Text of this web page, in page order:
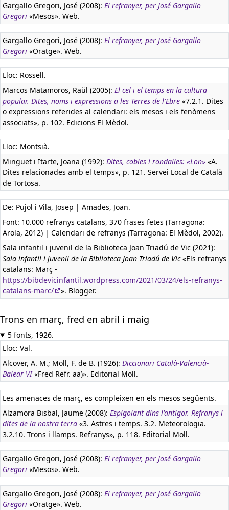
Gargallo Gregori, José (2008): El refranyer, per José Gargallo
Gregori «Mesos». Web.
Gargallo Gregori, José (2008): El refranyer, per José Gargallo
Gregori «Oratge». Web.
Lloc: Rossell.
Marcos Matamoros, Raül (2005): El cel i el temps en la cultura
popular. Dites, noms i expressions a les Terres de l'Ebre «7.2.1. Dites
o expressions referides al calendari: els mesos i els fenòmens
associats», p. 102. Edicions El Mèdol.
Lloc: Montsià.
Minguet i Itarte, Joana (1992): Dites, cobles i rondalles: «Lon» «A.
Dites relacionades amb el temps», p. 121. Servei Local de Català
de Tortosa.
De: Pujol i Vila, Josep | Amades, Joan.
Font: 10.000 refranys catalans, 370 frases fetes (Tarragona:
Arola, 2012) | Calendari de refranys (Tarragona: El Mèdol, 2002).
Sala infantil i juvenil de la Biblioteca Joan Triadú de Vic (2021):
Sala infantil i juvenil de la Biblioteca Joan Triadú de Vic«Els refranys
catalans: Març -
https://bibdevicinfantil.wordpress.com/2021/03/24/els-refranys-
catalans-marc/
». Blogger.
Trons en març, fred en abril i maig
5 fonts, 1926.
Lloc: Val.
Alcover, A. M.; Moll, F. de B. (1926): Diccionari Català-Valencià-
Balear VI«Fred Refr. aa)». Editorial Moll.
Les amenaces de març, es compleixen en els mesos següents.
Alzamora Bisbal, Jaume (2008): Espigolant dins l'antigor. Refranys i
dites de la nostra terra «3. Astres i temps. 3.2. Meteorologia.
3.2.10. Trons i llamps. Refranys», p. 118. Editorial Moll.
Gargallo Gregori, José (2008): El refranyer, per José Gargallo
Gregori «Mesos». Web.
Gargallo Gregori, José (2008): El refranyer, per José Gargallo
Gregori «Oratge». Web.